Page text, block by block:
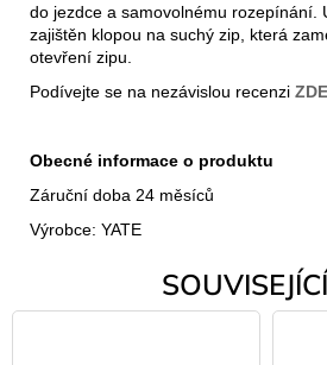
do jezdce a samovolnému rozepínání.
zajištěn klopou na suchý zip, která
otevření zipu.
Podívejte se na nezávislou recenzi ZDE
Obecné informace o produktu
Záruční doba 24 měsíců
Výrobce: YATE